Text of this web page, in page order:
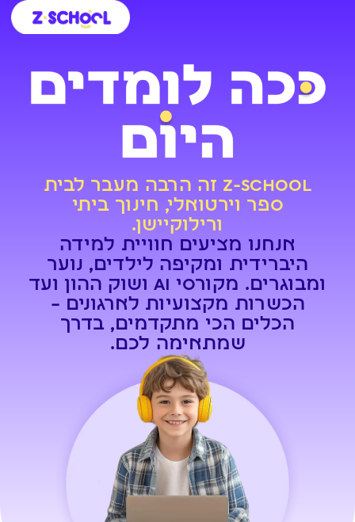
Z-SCHOOL זה הרבה מעבר לבית
ספר וירטואלי, חינוך ביתי
ורילוקיישן.
אנחנו מציעים חוויית למידה
היברידית ומקיפה לילדים, נוער
ומבוגרים. מקורסי AI ושוק ההון ועד
הכשרות מקצועיות לארגונים –
הכלים הכי מתקדמים, בדרך
שמתאימה לכם.